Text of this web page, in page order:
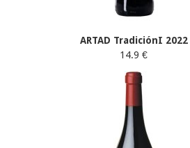
ARTAD TradiciónI 2022
14.9 €